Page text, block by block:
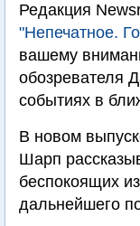
Редакция
"Непечатное.
вашему
обозревателя
событиях в
В новом
Шарп
беспокоящих
дальнейшего